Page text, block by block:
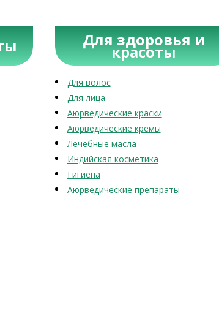
Для здоровья и
красоты
Для волос
Для лица
Аюрведические краски
Аюрведические кремы
Лечебные масла
Индийская косметика
Гигиена
Аюрведические препараты